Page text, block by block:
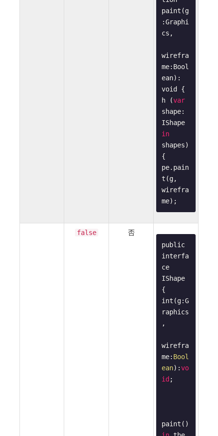
paint (g
:Graphi
cs ,
wirefra
me: Bool
ean
void
{
h (var
shape:
in
shapes)
{
pe.pain
t(g,
wirefra
me);
false 否
public
interfa
ce
IShape
{
int(g:G
raphics
,
wirefra
me: Bool
ean):vo
id ;